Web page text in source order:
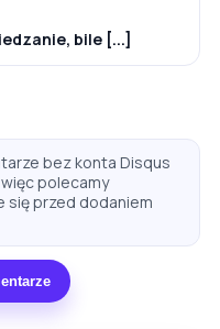
bile [...]
bez konta Disqus
polecamy
się przed dodaniem